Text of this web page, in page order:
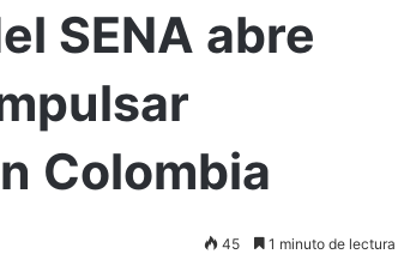
SENA abre
Colombia
45 1 minuto de lectura